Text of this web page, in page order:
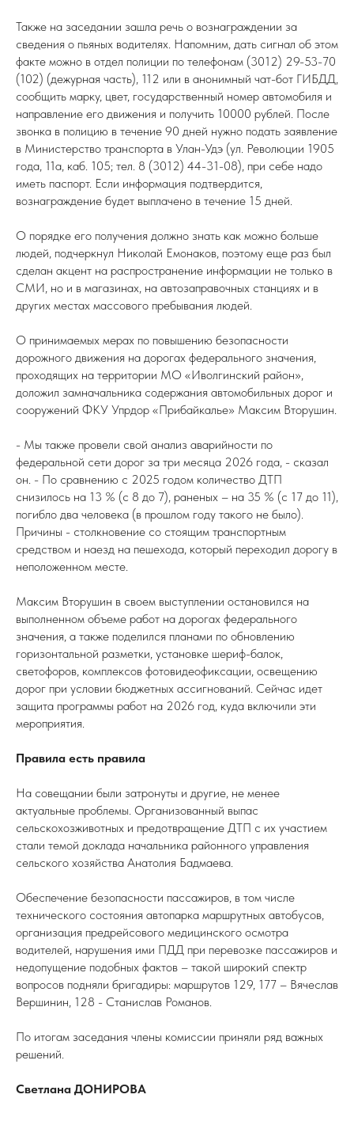
Также на заседании зашла речь о вознаграждении за
сведения о пьяных водителях. Напомним, дать сигнал об этом
факте можно в отдел полиции по телефонам (3012) 29-53-70
(102) (дежурная часть), 112 или в анонимный чат-бот ГИБДД,
сообщить марку, цвет, государственный номер автомобиля и
направление его движения и получить 10000 рублей. После
звонка в полицию в течение 90 дней нужно подать заявление
в Министерство транспорта в Улан-Удэ (ул. Революции 1905
года, 11а, каб. 105; тел. 8 (3012) 44-31-08), при себе надо
иметь паспорт. Если информация подтвердится,
вознаграждение будет выплачено в течение 15 дней.
О порядке его получения должно знать как можно больше
людей, подчеркнул Николай Емонаков, поэтому еще раз был
сделан акцент на распространение информации не только в
СМИ, но и в магазинах, на автозаправочных станциях и в
других местах массового пребывания людей.
О принимаемых мерах по повышению безопасности
дорожного движения на дорогах федерального значения,
проходящих на территории МО «Иволгинский район»,
доложил замначальника содержания автомобильных дорог и
сооружений ФКУ Упрдор «Прибайкалье» Максим Вторушин.
- Мы также провели свой анализ аварийности по
федеральной сети дорог за три месяца 2026 года, - сказал
он. - По сравнению с 2025 годом количество ДТП
снизилось на 13 % (с 8 до 7), раненых – на 35 % (с 17 до 11),
погибло два человека (в прошлом году такого не было).
Причины - столкновение со стоящим транспортным
средством и наезд на пешехода, который переходил дорогу в
неположенном месте.
Максим Вторушин в своем выступлении остановился на
выполненном объеме работ на дорогах федерального
значения, а также поделился планами по обновлению
горизонтальной разметки, установке шериф-балок,
светофоров, комплексов фотовидеофиксации, освещению
дорог при условии бюджетных ассигнований. Сейчас идет
защита программы работ на 2026 год, куда включили эти
мероприятия.
Правила есть правила
На совещании были затронуты и другие, не менее
актуальные проблемы. Организованный выпас
сельскохозживотных и предотвращение ДТП с их участием
стали темой доклада начальника районного управления
сельского хозяйства Анатолия Бадмаева.
Обеспечение безопасности пассажиров, в том числе
технического состояния автопарка маршрутных автобусов,
организация предрейсового медицинского осмотра
водителей, нарушения ими ПДД при перевозке пассажиров и
недопущение подобных фактов – такой широкий спектр
вопросов подняли бригадиры: маршрутов 129, 177 – Вячеслав
Вершинин, 128 - Станислав Романов.
По итогам заседания члены комиссии приняли ряд важных
решений.
Светлана ДОНИРОВА